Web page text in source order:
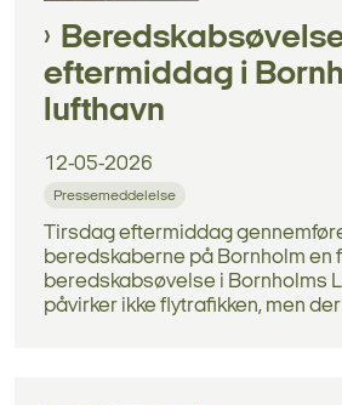
eftermiddag i
lufthavn
12-05-2026
Pressemeddelelse
Tirsdag eftermiddag
beredskaberne på Bornholm
beredskabsøvelse i Bornholms
påvirker ikke flytrafikken, men